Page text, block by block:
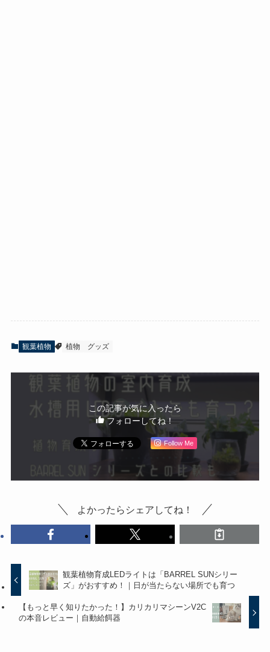
観葉植物 植物 グッズ
この記事が気に入ったら
フォローしてね！
Follow Me
よかったらシェアしてね！
観葉植物育成LEDライトは「BARREL SUNシリー
ズ」がおすすめ！｜日が当たらない場所でも育つ
【もっと早く知りたかった！】カリカリマシーンV2C
の本音レビュー｜自動給餌器